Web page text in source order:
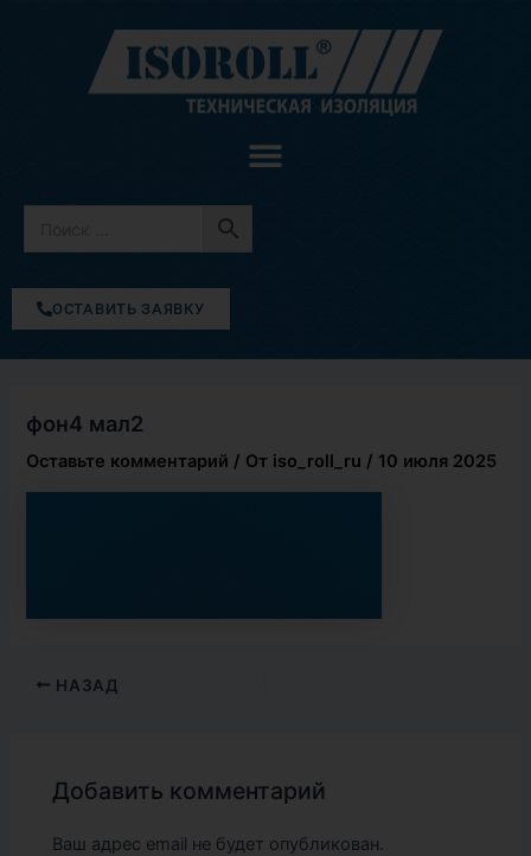
содержимому
ОСТАВИТЬ ЗАЯВКУ
фон4 мал2
Оставьте комментарий / От iso_roll_ru / 10 июля 2025
НАЗАД
Добавить комментарий
Ваш адрес email не будет опубликован.